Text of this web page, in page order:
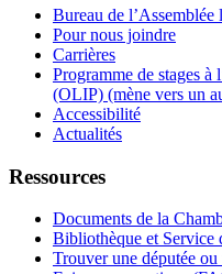
Bureau de l’Assemblée
Pour nous joindre
Carrières
Programme de stages à
(OLIP) (mène vers un
Accessibilité
Actualités
Ressources
Documents de la
Bibliothèque et Service
Trouver une députée ou